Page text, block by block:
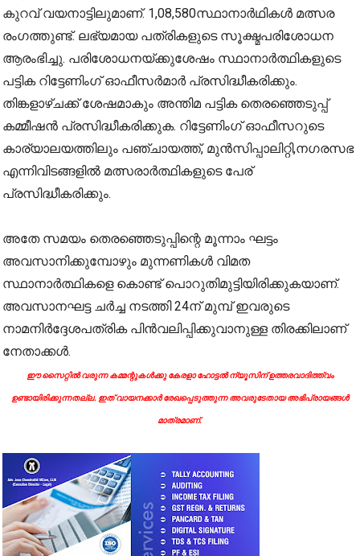
കുറവ് വയനാട്ടിലുമാണ്. 1,08,580സ്ഥാനാർഥികൾ മത്സര
രംഗത്തുണ്ട്. ലഭ്യമായ പത്രികളുടെ സൂക്ഷ്മപരിശോധന
ആരംഭിച്ചു. പരിശോധനയ്ക്കുശേഷം സ്ഥാനാർത്ഥികളുടെ
പട്ടിക റിട്ടേണിംഗ് ഓഫീസർമാർ പ്രസിദ്ധീകരിക്കും.
തിങ്കളാഴ്ചക്ക് ശേഷമാകും അന്തിമ പട്ടിക തെരഞ്ഞെടുപ്പ്
കമ്മീഷൻ പ്രസിദ്ധീകരിക്കുക. റിട്ടേണിംഗ് ഓഫീസറുടെ
കാര്യാലയത്തിലും പഞ്ചായത്ത്, മുൻസിപ്പാലിറ്റി,നഗരസഭ
എന്നിവിടങ്ങളിൽ മത്സരാർത്ഥികളുടെ പേര്
പ്രസിദ്ധീകരിക്കും.
അതേ സമയം തെരഞ്ഞെടുപ്പിന്റെ മൂന്നാം ഘട്ടം
അവസാനിക്കുമ്പോഴും മുന്നണികൾ വിമത
സ്ഥാനാർത്ഥികളെ കൊണ്ട് പൊറുതിമുട്ടിയിരിക്കുകയാണ്.
അവസാനഘട്ട ചർച്ച നടത്തി 24ന് മുമ്പ് ഇവരുടെ
നാമനിർദ്ദേശപത്രിക പിൻവലിപ്പിക്കുവാനുള്ള തിരക്കിലാണ്
നേതാക്കൾ.
ഈ സൈറ്റിൽ വരുന്ന കമ്മന്റുകൾക്കു കേരളാ ഹോട്ടൽ ന്യൂസിന് ഉത്തരവാദിത്ത്വം
ഉണ്ടായിരിക്കുന്നതല്ല. ഇത് വായനക്കാർ രേഖപ്പെടുത്തുന്ന അവരുടേതായ അഭിപ്രായങ്ങൾ
മാത്രമാണ്.